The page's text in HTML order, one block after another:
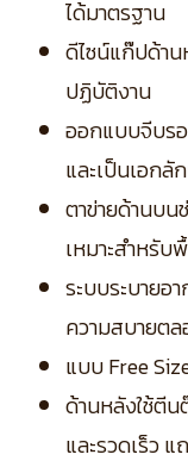
ได้มาตรฐาน
ดีไซน์แก๊ปด้า
ปฏิบัติงาน
ออกแบบจีบร
และเป็นเอก
ตาข่ายด้านบน
เหมาะสำหรั
ระบบระบายอ
ความสบายต
แบบ Free
ด้านหลังใช้ตีน
และรวดเร็ว